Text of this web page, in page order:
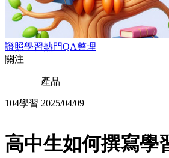
證照學習熱門QA整理
關注
104學習
產品
2025/04/09
高中生如何撰寫學